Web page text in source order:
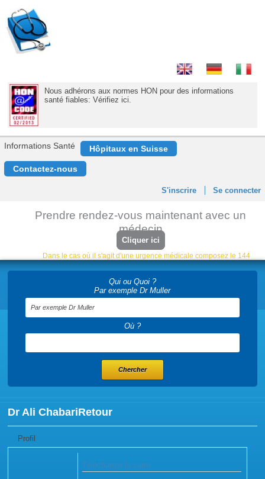
Nous adhérons aux normes HON pour des informations
santé fiables: Vérifiez ici.
Informations Santé Hôpitaux en Suisse
Contactez-nous
S'inscrire Se connecter
Prendre rendez-vous maintenant avec un
médecin
Cliquer ici
Dans le cas où il s'agit d'une urgence médicale composez le 144
Qui ou Quoi ?
Par exemple Dr Muller
Où ?
Dr Ali ChabariRetour
Profil
Télécharger la carte